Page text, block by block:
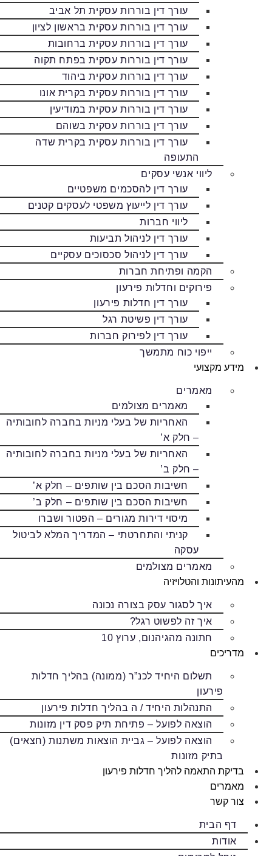
עורך דין בוררות עסקית תל אביב
עורך דין בוררות עסקית בראשון לציון
עורך דין בוררות עסקית ברחובות
עורך דין בוררות עסקית בפתח תקוה
עורך דין בוררות עסקית ביהוד
עורך דין בוררות עסקית בקרית אונו
עורך דין בוררות עסקית במודיעין
עורך דין בוררות עסקית בשוהם
עורך דין בוררות עסקית בקרית שדה
התעופה
ליווי אנשי עסקים
עורך דין להסכמים משפטיים
עורך דין לייעוץ משפטי לעסקים קטנים
ליווי חברות
עורך דין לניהול תביעות
עורך דין לניהול סכסוכים עסקיים
הקמה ופתיחת חברות
פירוקים וחדלות פירעון
עורך דין חדלות פירעון
עורך דין פשיטת רגל
עורך דין לפירוק חברות
ייפוי כוח מתמשך
מידע מקצועי
מאמרים
מאמרים מצולמים
האחריות של בעלי מניות בחברה לחובותיה
– חלק א’
האחריות של בעלי מניות בחברה לחובותיה
– חלק ב’
חשיבות הסכם בין שותפים – חלק א’
חשיבות הסכם בין שותפים – חלק ב’
מיסוי דירות מגורים – הפטור ושברו
קניתי והתחרטתי – המדריך המלא לביטול
עסקה
מאמרים מצולמים
מהעיתונות והטלויזיה
איך לסגור עסק בצורה נכונה
איך זה לפשוט רגל?
חתונה מהגיהנום, ערוץ 10
מדריכים
תשלום היחיד לכנ”ר (ממונה) בהליך חדלות
פירעון
התנהלות היחיד / ה בהליך חדלות פירעון
הוצאה לפועל – פתיחת תיק פסק דין מזונות
הוצאה לפועל – גביית הוצאות משתנות (חצאים)
בתיק מזונות
בדיקת התאמה להליך חדלות פירעון
מאמרים
צור קשר
דף הבית
אודות